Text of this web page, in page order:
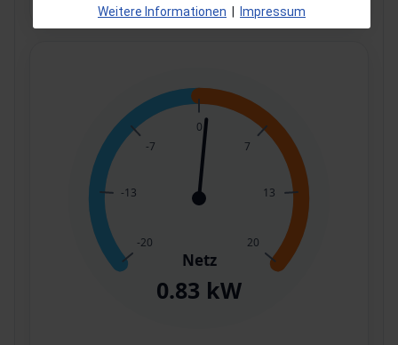
Weitere Informationen Impressum